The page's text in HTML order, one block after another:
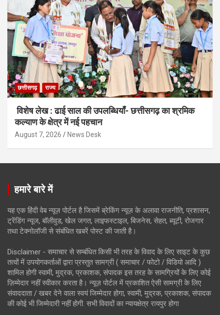
छत्तीसगढ़ राज्य
विशेष लेख : ढाई साल की उपलब्धियाँ- छत्तीसगढ़ का श्रमिक
कल्याण के क्षेत्र में नई पहचान
August 7, 2026 News Desk
हमारे बारे में
यह एक हिंदी वेब न्यूज़ पोर्टल है जिसमें ब्रेकिंग न्यूज़ के अलावा राजनीति, प्रशासन,
ट्रेंडिंग न्यूज, बॉलीवुड, खेल जगत, लाइफस्टाइल, बिजनेस, सेहत, ब्यूटी, रोजगार
तथा टेक्नोलॉजी से संबंधित खबरें पोस्ट की जाती है।
Disclaimer - समाचार से सम्बंधित किसी भी तरह के विवाद के लिए साइट के कुछ
तत्वों में उपयोगकर्ताओं द्वारा प्रस्तुत सामग्री ( समाचार / फोटो / विडियो आदि )
शामिल होगी स्वामी, मुद्रक, प्रकाशक, संपादक इस तरह के सामग्रियों के लिए कोई
ज़िम्मेदार नहीं स्वीकार करता है। न्यूज़ पोर्टल में प्रकाशित ऐसी सामग्री के लिए
संवाददाता / खबर देने वाला स्वयं जिम्मेदार होगा, स्वामी, मुद्रक, प्रकाशक, संपादक
की कोई भी जिम्मेदारी नहीं होगी. सभी विवादों का न्यायक्षेत्र रायपुर होगा